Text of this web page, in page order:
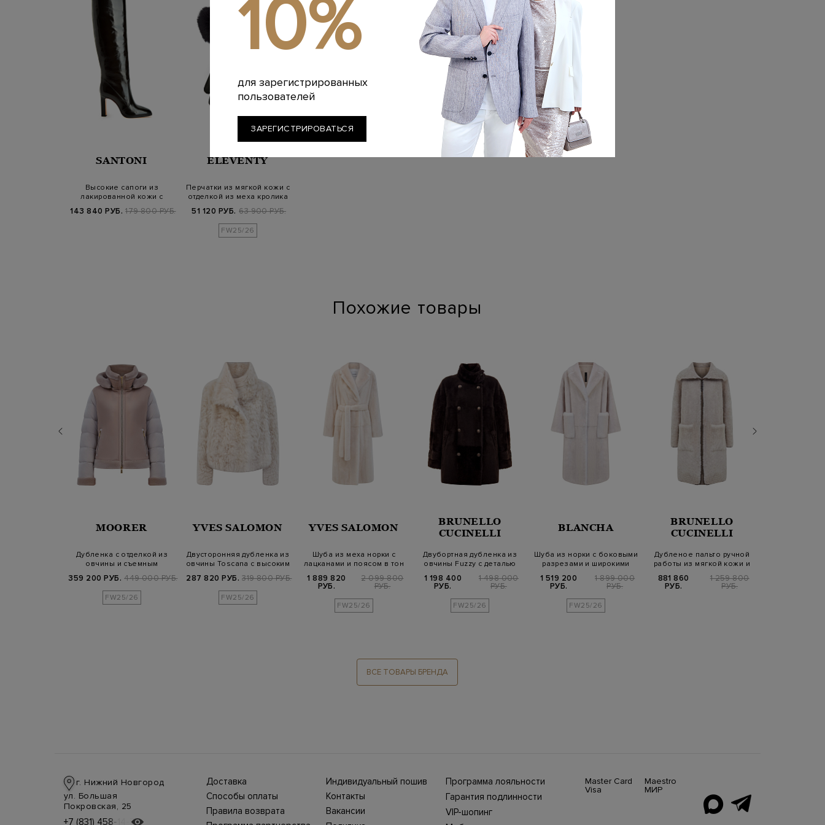
SANTONI
Высокие сапоги из
лакированной кожи с
143 840 РУБ. 179 800 РУБ.
ELEVENTY
Перчатки из мягкой кожи с
отделкой из меха кролика
51 120 РУБ. 63 900 РУБ.
FW25/26
Похожие товары
MOORER
Дубленка с отделкой из
овчины и съемным
359 200 РУБ. 449 000 РУБ.
FW25/26
YVES SALOMON
Двусторонняя дубленка из
овчины Toscana с высоким
287 820 РУБ. 319 800 РУБ.
FW25/26
YVES SALOMON
Шуба из меха норки с
лацканами и поясом в тон
1 889 820
РУБ.
2 099 800
РУБ.
FW25/26
BRUNELLO
CUCINELLI
Двубортная дубленка из
овчины Fuzzy с деталью
1 198 400
РУБ.
1 498 000
РУБ.
FW25/26
BLANCHA
Шуба из норки с боковыми
разрезами и широкими
1 519 200
РУБ.
1 899 000
РУБ.
FW25/26
BRUNELLO
CUCINELLI
Дубленое пальто ручной
работы из мягкой кожи и
881 860
РУБ.
1 259 800
РУБ.
ВСЕ ТОВАРЫ БРЕНДА
г. Нижний Новгород
ул. Большая
Покровская, 25
+7 (831) 458-14-75
+7 (831) 458-14-75
Доставка
производится
курьерской службой
СДЭК, DHL при 100%
Способы оплаты
магазине
осуществляется
Правила возврата
Интернет-магазин
Индивидуальный пошив
Ежегодно в бутики
Stefano Ricci, Brioni,
Canali приезжают
представители Домов
Контакты
Большая Покровская,
25. Телефон интернет-
Вакансии
Программа лояльности
Гарантия подлинности
VIP-шопинг
Master Card
Visa
Maestro
МИР
10%
для зарегистрированных
пользователей
ЗАРЕГИСТРИРОВАТЬСЯ